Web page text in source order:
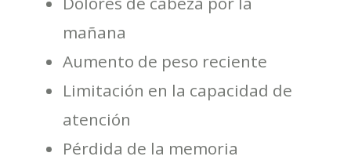
mañana
Aumento de peso reciente
Limitación en la capacidad de
atención
Pérdida de la memoria